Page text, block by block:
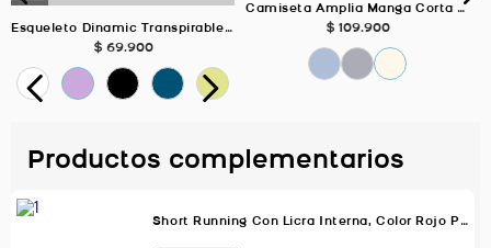
Esqueleto Dinamic Transpirable Deportivo, Color VERDE MUSGO Para Mujer
$ 69.900
Camiseta Amplia Manga Corta MARFIL Para Mujer
$ 109.900
Productos complementarios
Short Running Con Licra Interna, Color Rojo Para Mujer